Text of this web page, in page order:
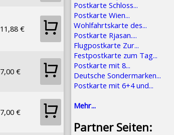
Postkarte Schloss...
Postkarte Wien...
Wohlfahrtskarte des...
Postkarte Rjasan....
Flugpostkarte Zur...
Festpostkarte zum Tag...
Postkarte mit 8...
Deutsche Sondermarken...
Postkarte mit 6+4 und...
Mehr...
Partner Seiten:
11,88 €
7,00 €
7,00 €